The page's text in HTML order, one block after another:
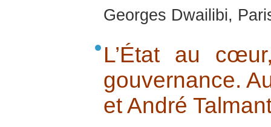
Georges Dwailibi,
L’État au
gouvernance.
et André